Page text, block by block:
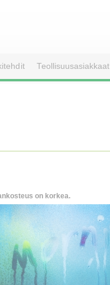
Teollisuusasiakkaat
on korkea.